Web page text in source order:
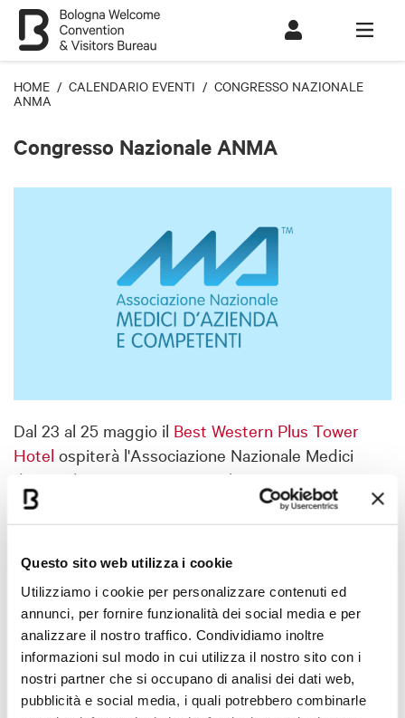
Questo sito web utilizza i cookie
Utilizziamo i cookie per personalizzare contenuti ed
annunci, per fornire funzionalità dei social media e per
analizzare il nostro traffico. Condividiamo inoltre
informazioni sul modo in cui utilizza il nostro sito con i
nostri partner che si occupano di analisi dei dati web,
pubblicità e social media, i quali potrebbero combinarle
HOME / CALENDARIO EVENTI / CONGRESSO NAZIONALE
ANMA
Congresso Nazionale ANMA
Dal 23 al 25 maggio il Best Western Plus Tower
Hotel ospiterà l'Associazione Nazionale Medici
d'Azienda e Competenti per il 37° Congresso
Nazionale ANMA, occasione di discussione e
confronto sulle più recenti novità circa la Medicina
del Lavoro.
Contatti
Visita il sito